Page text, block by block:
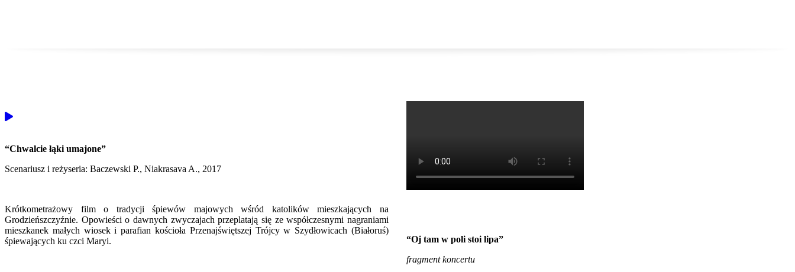
“Chwalcie łąki umajone”
Scenariusz i reżyseria: Baczewski P., Niakrasava A., 2017
Krótkometrażowy film o tradycji śpiewów majowych wśród katolików mieszkających na
Grodzieńszczyźnie. Opowieści o dawnych zwyczajach przeplatają się ze współczesnymi nagraniami
mieszkanek małych wiosek i parafian kościoła Przenajświętszej Trójcy w Szydłowicach (Białoruś)
śpiewających ku czci Maryi.
“Oj tam w poli stoi lipa”
fragment koncertu